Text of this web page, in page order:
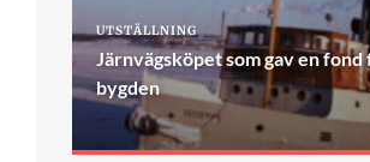
UTSTÄLLNING
Järnvägsköpet som gav en fond
bygden